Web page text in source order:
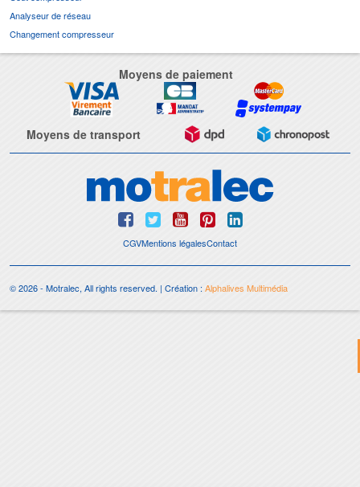
Analyseur de réseau
Changement compresseur
Moyens de paiement
Moyens de transport
CGVMentions légalesContact
© 2026 - Motralec, All rights reserved. | Création :Alphalives Multimédia